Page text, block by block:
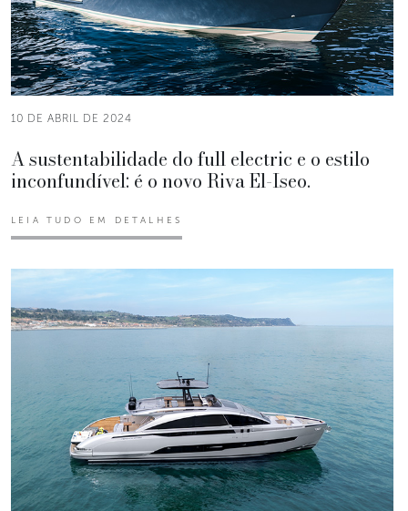
10 DE ABRIL DE 2024
A sustentabilidade do full electric e o estilo
inconfundível: é o novo Riva El-Iseo.
LEIA TUDO EM DETALHES